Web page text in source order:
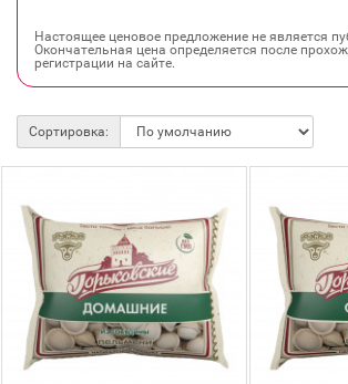
Настоящее ценовое предложение не является
Окончательная цена определяется после
регистрации на сайте.
Сортировка: